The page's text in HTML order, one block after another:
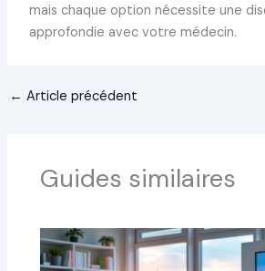
mais chaque option nécessite une
approfondie avec votre médecin.
← Article précédent
Guides similaires